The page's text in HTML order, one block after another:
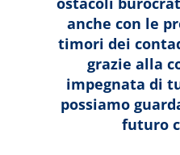
anche con le
timori dei
grazie alla
impegnata di
possiamo
futuro